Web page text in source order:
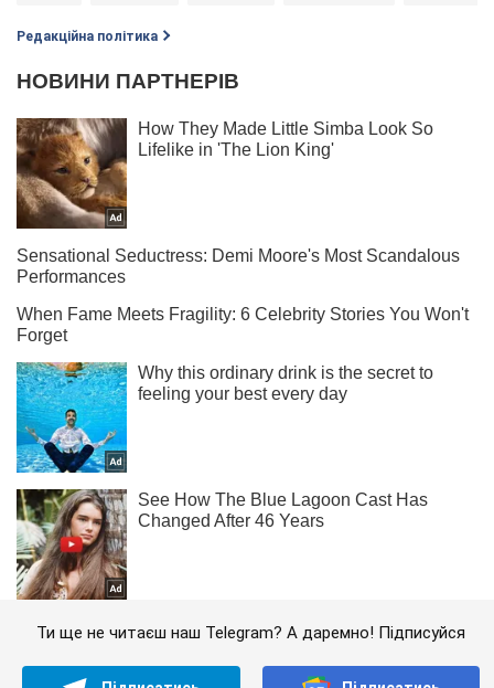
Редакційна політика
Ти ще не читаєш наш Telegram? А даремно! Підписуйся